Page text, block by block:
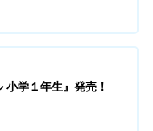
小学１年生』発売！